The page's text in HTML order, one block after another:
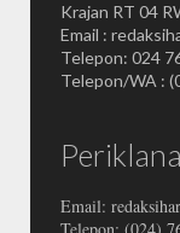
Krajan RT 04
Email :
Telepon: 024
Telepon/WA :
Email: